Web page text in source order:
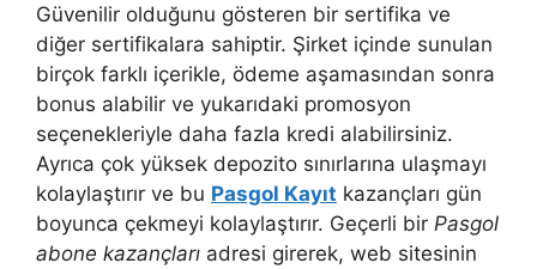
Güvenilir olduğunu gösteren bir sertifika ve
diğer sertifikalara sahiptir. Şirket içinde sunulan
birçok farklı içerikle, ödeme aşamasından sonra
bonus alabilir ve yukarıdaki promosyon
seçenekleriyle daha fazla kredi alabilirsiniz.
Ayrıca çok yüksek depozito sınırlarına ulaşmayı
kolaylaştırır ve bu Pasgol Kayıt kazançları gün
boyunca çekmeyi kolaylaştırır. Geçerli bir Pasgol
abone kazançları adresi girerek, web sitesinin